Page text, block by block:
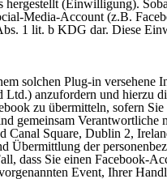
(Einwilligung).
Media-Account (z.B.
1 lit. b KDG dar. Diese
solchen Plug-in versehene
anzufordern und hierzu
zu übermitteln, sofern
gemeinsam Verantwortliche
Canal Square, Dublin 2,
Übermittlung der
dass Sie einen Facebook-
Event, Ihrer